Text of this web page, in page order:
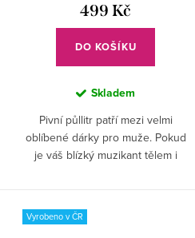
499 Kč
DO KOŠÍKU
Skladem
Pivní půllitr patří mezi velmi
oblíbené dárky pro muže. Pokud
je váš blízký muzikant tělem i
Vyrobeno v ČR